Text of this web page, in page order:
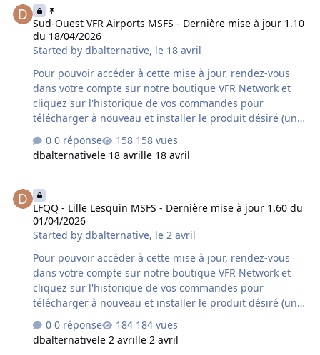
supplémentaire variable peut s'avérer nécessaire à la
mise à disposition de cette mise à jour par le revendeur
concerné. Contenu de la mise à jour version 1.20 du
18/04/2026 : - Compatibilité MSFS2024 - nombreux
aérodromes optimisés - nombreu…
Sud-Ouest VFR Airports MSFS - Dernière mise à jour 1.10
du 18/04/2026
Started bydbalternative, le 18 avril
Pour pouvoir accéder à cette mise à jour, rendez-vous
dans votre compte sur notre boutique VFR Network et
cliquez sur l'historique de vos commandes pour
télécharger à nouveau et installer le produit désiré (une
désinstallation préalable du produit déjà installé sur
votre ordinateur est fortement conseillée). Si vous avez
acquis le produit chez un autre revendeur assurez-vous
supplémentaire variable peut s'avérer nécessaire à la
mise à disposition de cette mise à jour par le revendeur
concerné. Contenu de la mise à jour version 1.10 du
18/04/2026 : - Compatibilité MSFS2024 - nombreux
aérodromes optimisés
0 réponse
158 vues
dbalternativele 18 avrille 18 avril
LFQQ - Lille Lesquin MSFS - Dernière mise à jour 1.60 du
01/04/2026
Started bydbalternative, le 2 avril
Pour pouvoir accéder à cette mise à jour, rendez-vous
dans votre compte sur notre boutique VFR Network et
cliquez sur l'historique de vos commandes pour
télécharger à nouveau et installer le produit désiré (une
désinstallation préalable du produit déjà installé sur
votre ordinateur est fortement conseillée). Si vous avez
acquis le produit chez un autre revendeur assurez-vous
0 réponse
184 vues
dbalternativele 2 avrille 2 avril